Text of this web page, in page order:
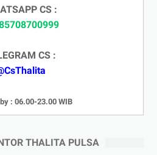
CS :
CS :
: 06.00-23.00 WIB
THALITA PULSA